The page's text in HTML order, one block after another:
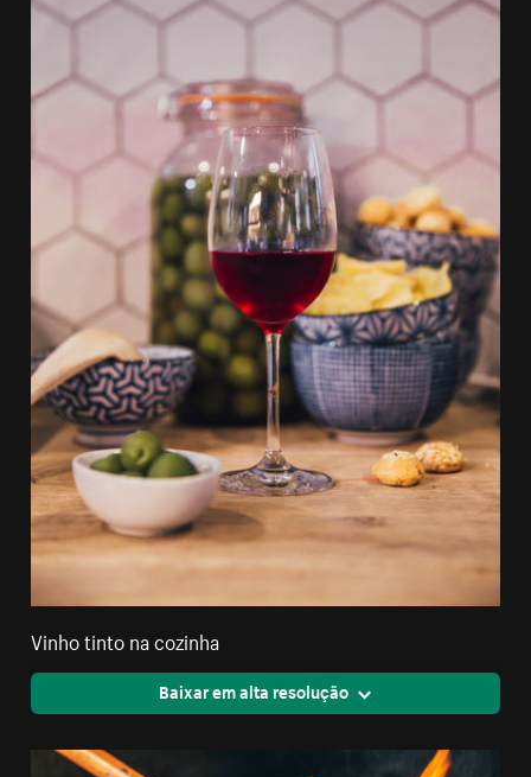
Vinho tinto na cozinha
Baixar em alta resolução